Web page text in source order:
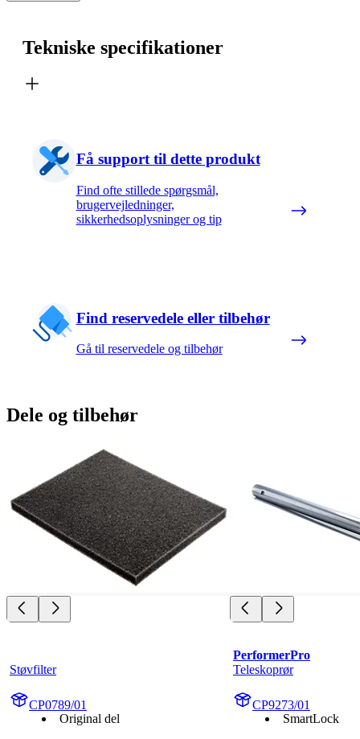
Tekniske specifikationer
Få support til dette produkt
Find ofte stillede spørgsmål,
brugervejledninger,
sikkerhedsoplysninger og tip
Find reservedele eller tilbehør
Gå til reservedele og tilbehør
Dele og tilbehør
Støvfilter
CP0789/01
Original del
PerformerPro
Teleskoprør
CP9273/01
SmartLock